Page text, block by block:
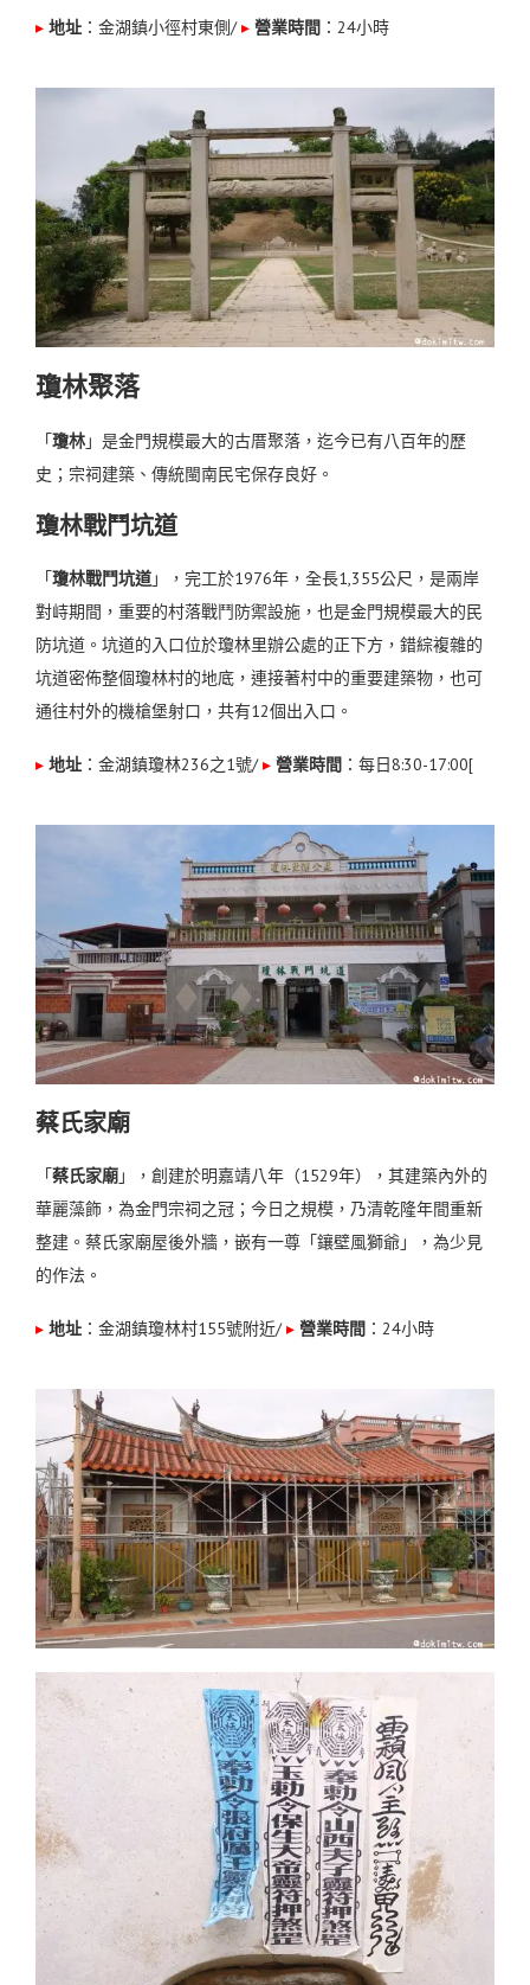
▸ 地址 ：金湖鎮小徑村東側/▸ 營業時間 ：24小時
瓊林聚落
「瓊林」是金門規模最大的古厝聚落，迄今已有八百年的歷
史；宗祠建築、傳統閩南民宅保存良好。
瓊林戰鬥坑道
「瓊林戰鬥坑道」，完工於1976年， 全長1,355公尺， 是兩岸
對峙期間，重要的村落戰鬥防禦設施，也是金門規模最大的民
防坑道。坑道的入口位於瓊林里辦公處的正下方 ， 錯綜複雜的
坑道密佈整個瓊林村的地底，連接著村中的重要建築物，也可
通往村外的機槍堡射口， 共有12個出入口。
▸ 地址 ：金湖鎮瓊林236之1號/▸ 營業時間 ：每日8:30-17:00[
蔡氏家廟
「蔡氏家廟」，創建於明嘉靖八年（1529年）， 其建築內外的
華麗藻飾，為金門宗祠之冠； 今日之規模，乃清乾隆年間重新
整建。 蔡氏家廟屋後外牆，嵌有一尊「鑲壁風獅爺」，為少見
的作法。
▸ 地址 ：金湖鎮瓊林村155號附近/▸ 營業時間 ：24小時